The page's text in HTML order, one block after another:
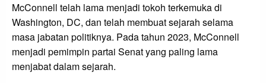
McConnell telah lama menjadi tokoh terkemuka di
Washington, DC, dan telah membuat sejarah selama
masa jabatan politiknya. Pada tahun 2023, McConnell
menjadi pemimpin partai Senat yang paling lama
menjabat dalam sejarah.